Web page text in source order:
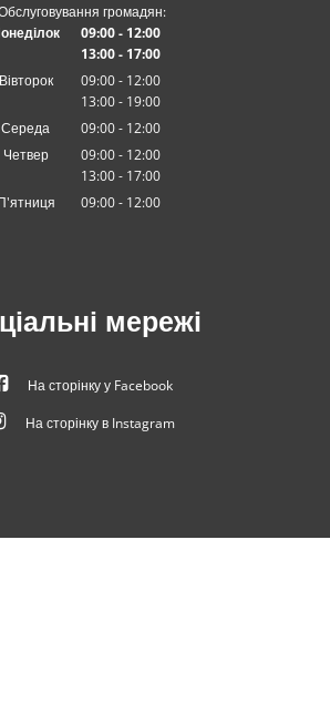
громадян:
09:00- 12:00
З 09:00 до 12:00
13:00- 17:00
З 13:00 до 17:00
Вівторок 09:00- 12:00
З 09:00 до 12:00
13:00- 19:00
З 13:00 до 19:00
Середа 09:00- 12:00
З 09:00 до 12:00
Четвер 09:00- 12:00
З 09:00 до 12:00
13:00- 17:00
З 13:00 до 17:00
09:00- 12:00
мережі
На сторінку у Facebook
На сторінку в Instagram